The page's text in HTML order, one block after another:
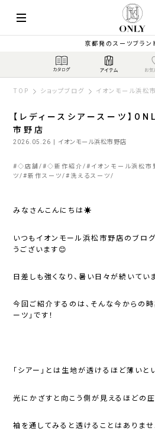
京都発のスーツブラン
TOP ショップブログ イオンモール浜松
【レディースシアースーツ】
市野店
2026.05.26 | イオンモール浜松市野店
#◇店舗 #◇新作紹介 # イオンモール浜松市
ツ #新作スーツ # 洗えるスーツ
みなさんこんにちは☀️
いつもイオンモール浜松市野店のブロ
うございます😊
日差しも強くなり、暑い日々が続いてい
今回ご紹介するのは、そんな今からの時
ーツ」です！
「シアー」とは生地が透けるほど薄いと
光にかざすと向こう側が見えるほどの
袖を通してみると透けることはありませ